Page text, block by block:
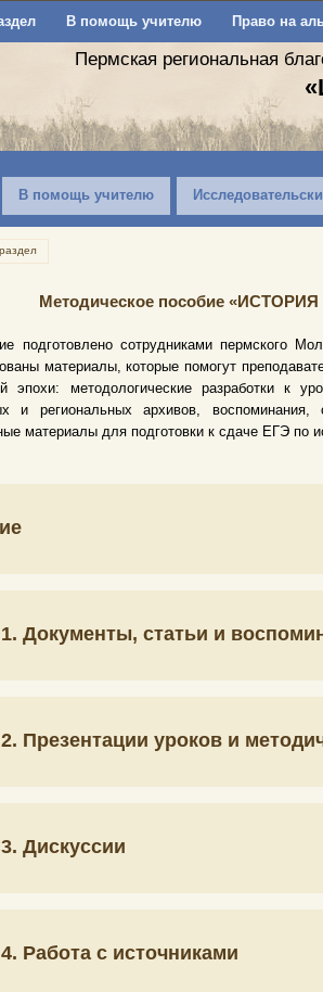
В помощь учителю Право на
Пермская региональная
В помощь учителю
Методическое пособие
подготовлено сотрудниками пермского
материалы, которые помогут
эпохи: методологические разработки к
и региональных архивов,
материалы для подготовки к сдаче ЕГЭ по
Документы, статьи и
Презентации уроков и
Дискуссии
Работа с источниками